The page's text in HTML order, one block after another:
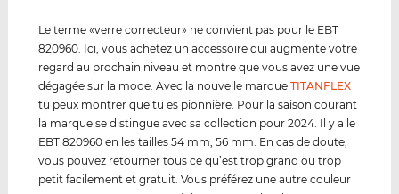
Le terme «verre correcteur» ne convient pas pour le EBT
820960. Ici, vous achetez un accessoire qui augmente votre
regard au prochain niveau et montre que vous avez une vue
dégagée sur la mode. Avec la nouvelle marqueTITANFLEX
tu peux montrer que tu es pionnière. Pour la saison courant
la marque se distingue avec sa collection pour 2024. Il y a le
EBT 820960 en les tailles 54 mm, 56 mm. En cas de doute,
vous pouvez retourner tous ce qu’est trop grand ou trop
petit facilement et gratuit. Vous préférez une autre couleur